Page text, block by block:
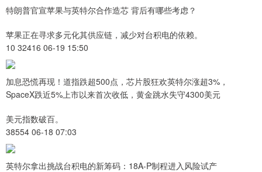
特朗普官宣苹果与英特尔合作造芯 背后有哪些考虑？
苹果正在寻求多元化其供应链，减少对台积电的依赖。
10 32416 06-19 15:50
加息恐慌再现！道指跌超500点，芯片股狂欢英特尔涨超3%，
SpaceX跌近5%上市以来首次收低，黄金跳水失守4300美元
美元指数破百。
38554 06-18 07:03
英特尔拿出挑战台积电的新筹码：18A-P制程进入风险试产